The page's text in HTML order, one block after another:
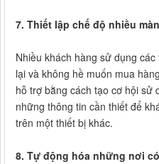
7. Thiết lập chế độ nhiều
Nhiều khách hàng sử dụng
lại và không hề muốn mua
hỗ trợ bằng cách tạo cơ hội sử
những thông tin cần thiết để
trên một thiết bị khác.
8. Tự động hóa những nơi